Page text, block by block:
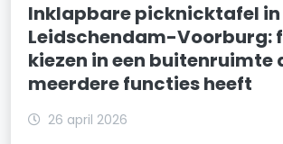
Inklapbare picknicktafel in
Leidschendam-Voorburg:
kiezen in een buitenruimte
meerdere functies heeft
26 april 2026